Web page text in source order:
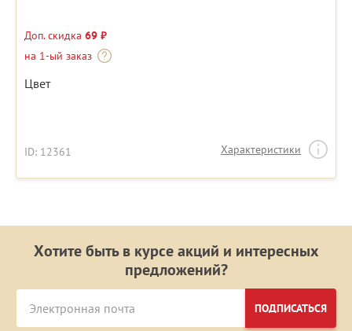
Доп. скидка 69 ₽
на 1-ый заказ
Цвет
ID: 12361 Характеристики
Хотите быть в курсе акций и интересных
предложений?
ПОДПИСАТЬСЯ